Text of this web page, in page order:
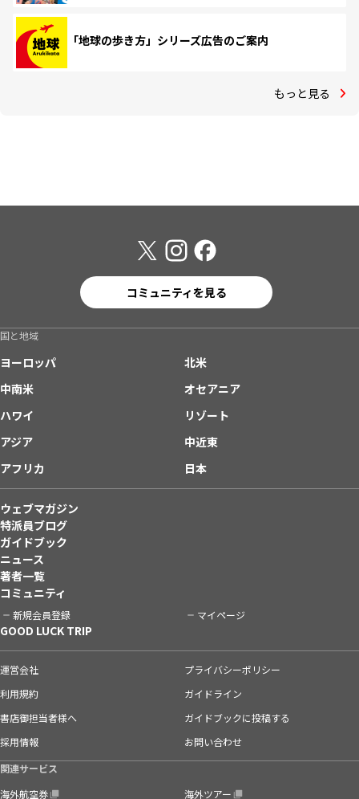
「地球の歩き方」シリーズ広告のご案内
もっと見る
コミュニティを見る
国と地域
ヨーロッパ
北米
中南米
オセアニア
ハワイ
リゾート
アジア
中近東
アフリカ
日本
ウェブマガジン
特派員ブログ
ガイドブック
ニュース
著者一覧
コミュニティ
新規会員登録 マイページ
GOOD LUCK TRIP
運営会社
プライバシーポリシー
利用規約
ガイドライン
書店御担当者様へ
ガイドブックに投稿する
採用情報
お問い合わせ
関連サービス
海外航空券
海外ツアー